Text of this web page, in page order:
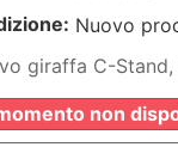
Nuovo
giraffa C-
non